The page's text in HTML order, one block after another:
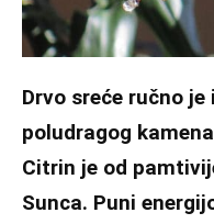
Drvo sreće ručno
poludragog
Citrin je od
Sunca. Puni